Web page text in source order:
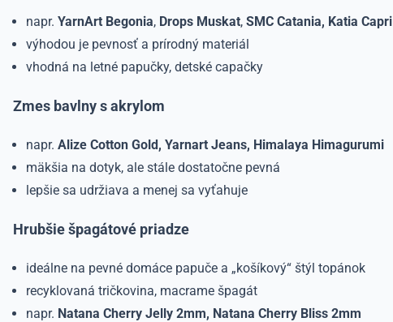
napr. YarnArt Begonia, Drops Muskat, SMC Catania, Katia Capri
výhodou je pevnosť a prírodný materiál
vhodná na letné papučky, detské capačky
Zmes bavlny s akrylom
napr. Alize Cotton Gold, Yarnart Jeans, Himalaya Himagurumi
mäkšia na dotyk, ale stále dostatočne pevná
lepšie sa udržiava a menej sa vyťahuje
Hrubšie špagátové priadze
ideálne na pevné domáce papuče a „košíkový“ štýl topánok
recyklovaná tričkovina, macrame špagát
napr. Natana Cherry Jelly 2mm, Natana Cherry Bliss 2mm